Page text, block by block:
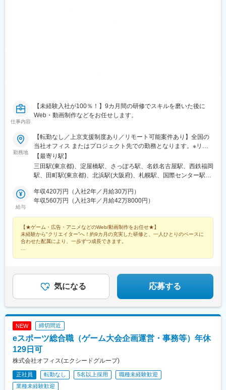
仕事内容
【未経験入社が100％！】9カ月間の研修でスキルを磨いた後に
Web・動画制作などをお任せします。
勤務地
【転勤なし／上京支援制度あり／リモート可能案件あり】全国の
当社オフィス またはプロジェクト先での勤務となります。※リモ
ートワーク可能案件あり※U/Iターン歓迎（上京支援制度あり）※勤
務地は希望を考慮して決定します。【当社オフィス】■東京本社〒
108-0073東京都港区三田２丁目14-7 ローレル三田6F■大阪支社〒
ス〒060-0004北海道札幌市中央区北四条西4丁目1-7 MMS札幌駅
前ビル1F■名古屋オフィス〒450-0003愛知県名古屋市中村区名駅
岡県福岡市中央区大名2丁目6-50 福岡大名ガーデンシティ8F【プ
ロジェクト先】■関東／東京・神奈川・埼玉・千葉・茨城・群馬■
関西／大阪・滋賀・京都・兵庫・奈良・和歌山■東海／愛知・岐
阜・三重・静岡■九州／福岡・佐賀・長崎・熊本・大分・宮崎・鹿
【最寄り駅】
三田駅(東京都)、淀屋橋駅、さっぽろ駅、名鉄名古屋駅、西鉄福岡
駅、田町駅(東京都)、北浜駅(大阪府)、札幌駅、国際センター駅、
(福岡県)
給与
年収420万円（入社2年／月給30万円）
年収560万円（入社3年／月給42万8000円）
【★ゲーム・広告・アニメなどのWeb/動画制作をお任せ★】
未経験から"クリエイター”へ！約9カ月の充実した研修と、一人ひとりのペースに
合わせた配属により、一歩ずつ成長できます。
気になる 応募する
NEW 締切間近
eスポーツ総合職（ゲーム大会企画運営・事務等）年休
129日可
株式会社オフィス(エクシードグループ)
正社員 転勤なし 5名以上採用
職種未経験歓迎
業種未経験歓迎